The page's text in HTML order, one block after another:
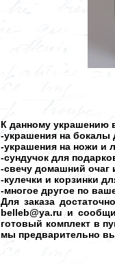
К данному украшению
-украшения на бокалы
-украшения на ножи и
-сундучок для
-свечу домашний очаг
-кулечки и корзинки
-многое другое по
Для заказа
belleb@ya.ru и
готовый комплект в
мы предварительно